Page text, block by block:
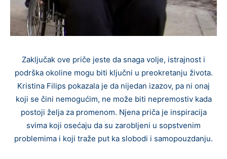
Zaključak ove priče jeste da snaga volje, istrajnost i
podrška okoline mogu biti ključni u preokretanju života.
Kristina Filips pokazala je da nijedan izazov, pa ni onaj
koji se čini nemogućim, ne može biti nepremostiv kada
postoji želja za promenom. Njena priča je inspiracija
svima koji osećaju da su zarobljeni u sopstvenim
problemima i koji traže put ka slobodi i samopouzdanju.